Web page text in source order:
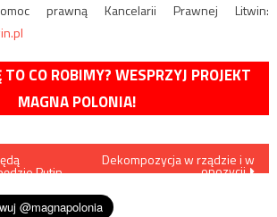
prawną Kancelarii Prawnej Litwin:
CO ROBIMY? WESPRZYJ PROJEKT
MAGNA POLONIA!
Putin
Dekompozycja w rządzie i w
opozycji